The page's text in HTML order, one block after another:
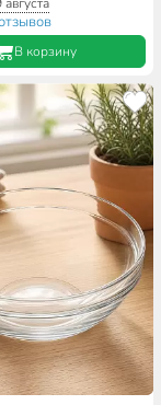
В корзину